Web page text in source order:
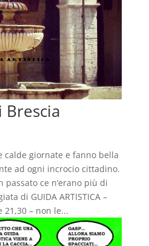
calde giornate e fanno bella
ad ogni incrocio cittadino.
passato ce n’erano più di
di GUIDA ARTISTICA –
21,30 – non le...